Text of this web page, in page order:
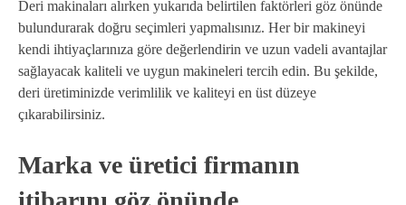
Deri makinaları alırken yukarıda belirtilen faktörleri göz önünde
bulundurarak doğru seçimleri yapmalısınız. Her bir makineyi
kendi ihtiyaçlarınıza göre değerlendirin ve uzun vadeli avantajlar
sağlayacak kaliteli ve uygun makineleri tercih edin. Bu şekilde,
deri üretiminizde verimlilik ve kaliteyi en üst düzeye
çıkarabilirsiniz.
Marka ve üretici firmanın